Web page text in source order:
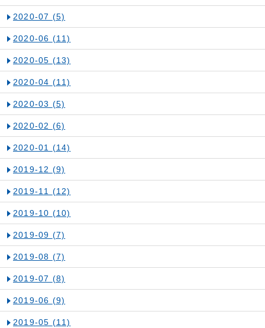
2020-07 (5)
2020-06 (11)
2020-05 (13)
2020-04 (11)
2020-03 (5)
2020-02 (6)
2020-01 (14)
2019-12 (9)
2019-11 (12)
2019-10 (10)
2019-09 (7)
2019-08 (7)
2019-07 (8)
2019-06 (9)
2019-05 (11)